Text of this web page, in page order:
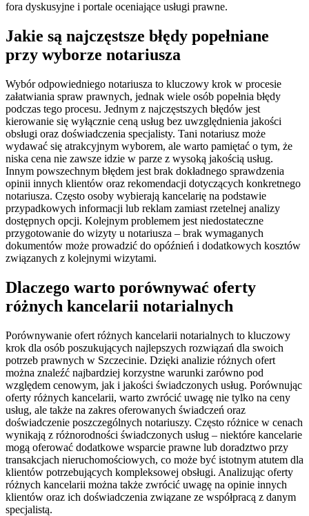
fora dyskusyjne i portale oceniające usługi prawne.
Jakie są najczęstsze błędy popełniane
przy wyborze notariusza
Wybór odpowiedniego notariusza to kluczowy krok w procesie
załatwiania spraw prawnych, jednak wiele osób popełnia błędy
podczas tego procesu. Jednym z najczęstszych błędów jest
kierowanie się wyłącznie ceną usług bez uwzględnienia jakości
obsługi oraz doświadczenia specjalisty. Tani notariusz może
wydawać się atrakcyjnym wyborem, ale warto pamiętać o tym, że
niska cena nie zawsze idzie w parze z wysoką jakością usług.
Innym powszechnym błędem jest brak dokładnego sprawdzenia
opinii innych klientów oraz rekomendacji dotyczących konkretnego
notariusza. Często osoby wybierają kancelarię na podstawie
przypadkowych informacji lub reklam zamiast rzetelnej analizy
dostępnych opcji. Kolejnym problemem jest niedostateczne
przygotowanie do wizyty u notariusza – brak wymaganych
dokumentów może prowadzić do opóźnień i dodatkowych kosztów
związanych z kolejnymi wizytami.
Dlaczego warto porównywać oferty
różnych kancelarii notarialnych
Porównywanie ofert różnych kancelarii notarialnych to kluczowy
krok dla osób poszukujących najlepszych rozwiązań dla swoich
potrzeb prawnych w Szczecinie. Dzięki analizie różnych ofert
można znaleźć najbardziej korzystne warunki zarówno pod
względem cenowym, jak i jakości świadczonych usług. Porównując
oferty różnych kancelarii, warto zwrócić uwagę nie tylko na ceny
usług, ale także na zakres oferowanych świadczeń oraz
doświadczenie poszczególnych notariuszy. Często różnice w cenach
wynikają z różnorodności świadczonych usług – niektóre kancelarie
mogą oferować dodatkowe wsparcie prawne lub doradztwo przy
transakcjach nieruchomościowych, co może być istotnym atutem dla
klientów potrzebujących kompleksowej obsługi. Analizując oferty
różnych kancelarii można także zwrócić uwagę na opinie innych
klientów oraz ich doświadczenia związane ze współpracą z danym
specjalistą.